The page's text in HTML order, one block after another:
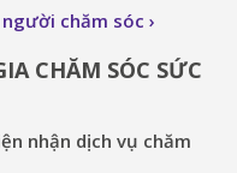
chăm sóc
CHĂM SÓC SỨC
nhận dịch vụ chăm